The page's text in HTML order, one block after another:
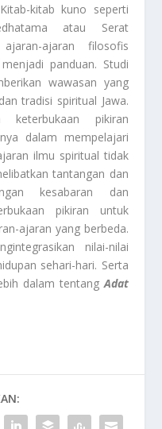
kitab kuno seperti
atau Serat
ajaran filosofis
panduan. Studi
wawasan yang
tradisi spiritual Jawa.
keterbukaan pikiran
dalam mempelajari
ilmu spiritual tidak
tantangan dan
kesabaran dan
pikiran untuk
ajaran yang berbeda.
nilai-nilai
sehari-hari. Serta
dalam tentangAdat